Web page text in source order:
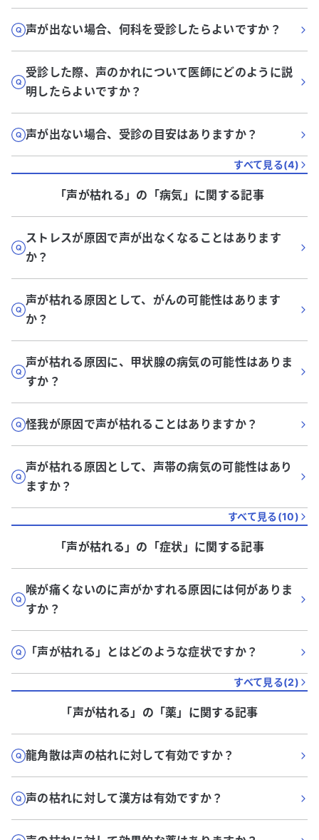
声が出ない場合、何科を受診したらよいですか？
受診した際、声のかれについて医師にどのように説
明したらよいですか？
声が出ない場合、受診の目安はありますか？
すべて見る(4)
「声が枯れる」 の「病気 」に関する記事
ストレスが原因で声が出なくなることはあります
か？
声が枯れる原因として、がんの可能性はあります
か？
声が枯れる原因に、甲状腺の病気の可能性はありま
すか？
怪我が原因で声が枯れることはありますか？
声が枯れる原因として、声帯の病気の可能性はあり
ますか？
すべて見る(10)
「声が枯れる」 の「症状 」に関する記事
喉が痛くないのに声がかすれる原因には何がありま
すか？
「声が枯れる」とはどのような症状ですか？
すべて見る(2)
「声が枯れる」 の「薬」に関する記事
龍角散は声の枯れに対して有効ですか？
声の枯れに対して漢方は有効ですか？